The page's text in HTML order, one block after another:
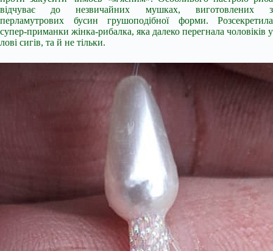
відчуває до незвичайних мушках, виготовлених з
перламутрових бусин грушоподібної форми. Розсекретила
супер-приманки жінка-рибалка, яка далеко перегнала чоловіків у
лові сигів, та й не тільки.